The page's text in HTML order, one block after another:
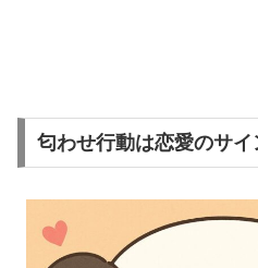
匂わせ行動は恋愛のサイ